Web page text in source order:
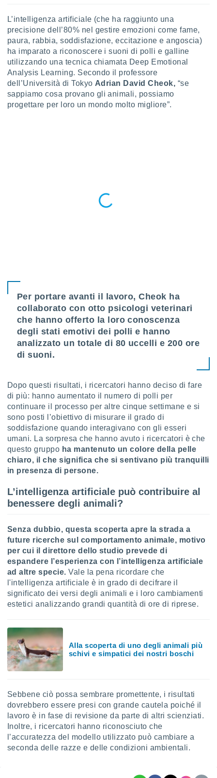
degli
dei
il
o la
di
e degli
nostri
L’intelligenza artificiale (che ha raggiunto una
precisione dell’80% nel gestire emozioni come fame,
paura, rabbia, soddisfazione, eccitazione e angoscia)
ha imparato a riconoscere i suoni di polli e galline
utilizzando una tecnica chiamata Deep Emotional
Analysis Learning. Secondo il professore
dell’Università di Tokyo Adrian David Cheok, “se
sappiamo cosa provano gli animali, possiamo
progettare per loro un mondo molto migliore”.
Per portare avanti il
lavoro, Cheok ha
collaborato con otto psicologi veterinari
che hanno offerto la loro conoscenza
degli stati emotivi dei polli e hanno
analizzato un totale di 80 uccelli e 200 ore
di suoni.
Dopo questi risultati, i ricercatori hanno deciso di fare
di più: hanno aumentato il numero di polli per
continuare il processo per altre cinque settimane e si
sono posti l’obiettivo di misurare il grado di
soddisfazione quando interagivano con gli esseri
umani. La sorpresa che hanno avuto i ricercatori è che
questo gruppo ha mantenuto un colore della pelle
chiaro, il che significa che si sentivano più tranquilli
in presenza di persone.
L’intelligenza artificiale può contribuire al
benessere degli animali?
Senza dubbio, questa scoperta apre la strada a
future ricerche sul comportamento animale, motivo
per cui il direttore dello studio prevede di
espandere l’esperienza con l’intelligenza artificiale
ad altre specie. Vale la pena ricordare che
l'intelligenza artificiale è in grado di decifrare il
significato dei versi degli animali e i loro cambiamenti
estetici analizzando grandi quantità di ore di riprese.
Alla scoperta di uno degli animali più
schivi e simpatici dei nostri boschi
Sebbene ciò possa sembrare promettente, i risultati
dovrebbero essere presi con grande cautela poiché il
lavoro è in fase di revisione da parte di altri scienziati.
Inoltre, i ricercatori hanno riconosciuto che
l’accuratezza del modello utilizzato può cambiare a
seconda delle razze e delle condizioni ambientali.